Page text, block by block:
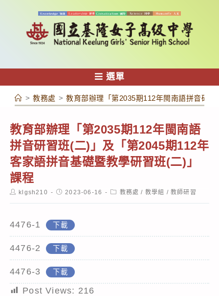
容
選單
> 教務處 > 教育部辦理「第2035期112年閩南語拼音研
教育部辦理「第2035期112年閩南語
拼音研習班(二)」及「第2045期112年
客家語拼音基礎暨教學研習班(二)」
課程
Postklgsh210
Post2023-06-16
Post教務處 / 教學組 / 教師研習
4476-1 下載
4476-2 下載
4476-3 下載
Post Views: 216